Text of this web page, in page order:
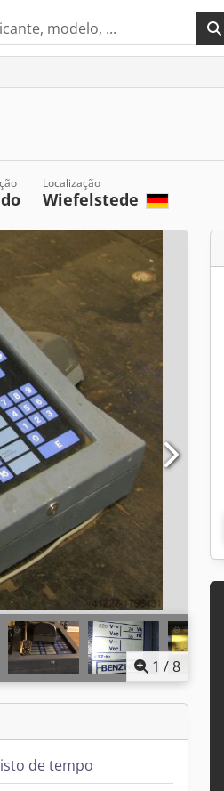
Localização
Wiefelstede
1 /8
de tempo